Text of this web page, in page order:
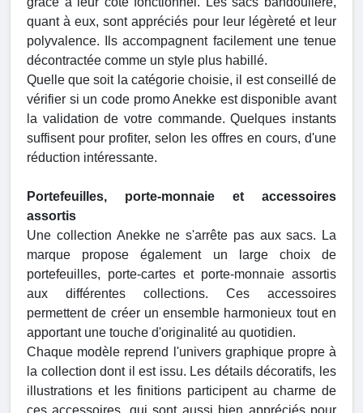
quant à eux, sont appréciés pour leur légèreté et leur
polyvalence. Ils accompagnent facilement une tenue
décontractée comme un style plus habillé.
Quelle que soit la catégorie choisie, il est conseillé de
vérifier si un code promo Anekke est disponible avant
la validation de votre commande. Quelques instants
suffisent pour profiter, selon les offres en cours, d'une
réduction intéressante.
Portefeuilles, porte-monnaie et accessoires
assortis
Une collection Anekke ne s'arrête pas aux sacs. La
marque propose également un large choix de
portefeuilles, porte-cartes et porte-monnaie assortis
aux différentes collections. Ces accessoires
permettent de créer un ensemble harmonieux tout en
apportant une touche d'originalité au quotidien.
Chaque modèle reprend l'univers graphique propre à
la collection dont il est issu. Les détails décoratifs, les
illustrations et les finitions participent au charme de
ces accessoires, qui sont aussi bien appréciés pour